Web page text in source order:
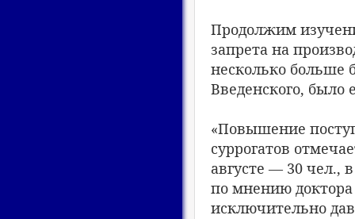
Продолжим
запрета на
несколько больше
Введенского,
«Повышение
суррогатов
августе — 30 чел.,
по мнению доктора
исключительно